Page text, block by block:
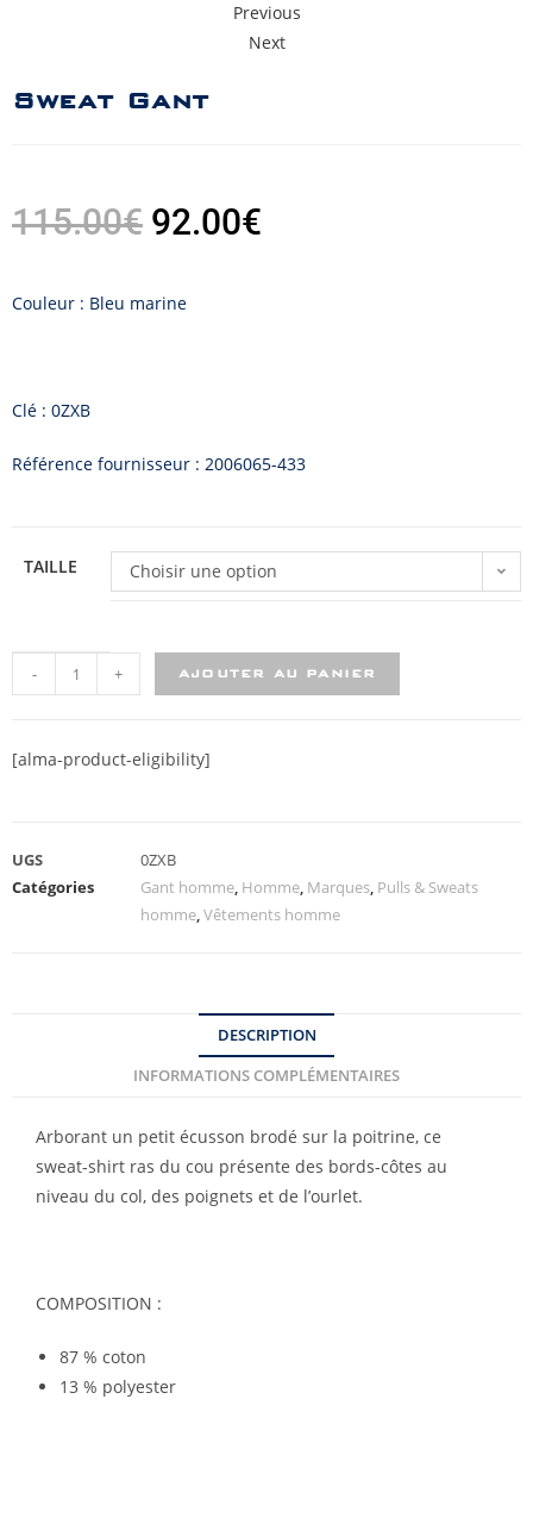
Previous
Next
Sweat Gant
115.00€ 92.00€
Couleur : Bleu marine
Clé : 0ZXB
Référence fournisseur : 2006065-433
TAILLE Choisir une option
- + AJOUTER AU PANIER
[alma-product-eligibility]
UGS
0ZXB
Catégories
Gant homme, Homme, Marques, Pulls & Sweats
homme,Vêtements homme
DESCRIPTION
INFORMATIONS COMPLÉMENTAIRES
Arborant un petit écusson brodé sur la poitrine, ce
sweat-shirt ras du cou présente des bords-côtes au
niveau du col, des poignets et de l’ourlet.
COMPOSITION :
87 % coton
13 % polyester